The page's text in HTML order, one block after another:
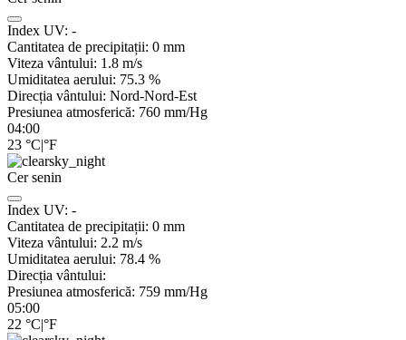
Index UV: -
Cantitatea de precipitații: 0 mm
Viteza vântului: 1.8 m/s
Umiditatea aerului: 75.3 %
Direcția vântului: Nord-Nord-Est
Presiunea atmosferică: 760 mm/Hg
04:00
23 °C|°F
Cer senin
Index UV: -
Cantitatea de precipitații: 0 mm
Viteza vântului: 2.2 m/s
Umiditatea aerului: 78.4 %
Direcția vântului:
Presiunea atmosferică: 759 mm/Hg
05:00
22 °C|°F